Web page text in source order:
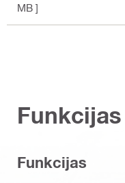
MB ]
Funkcijas